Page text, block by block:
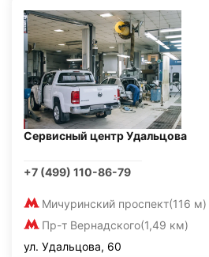
Сервисный центр Удальцова
+7 (499) 110-86-79
Мичуринский проспект(116 м)
Пр-т Вернадского(1,49 км)
ул. Удальцова, 60